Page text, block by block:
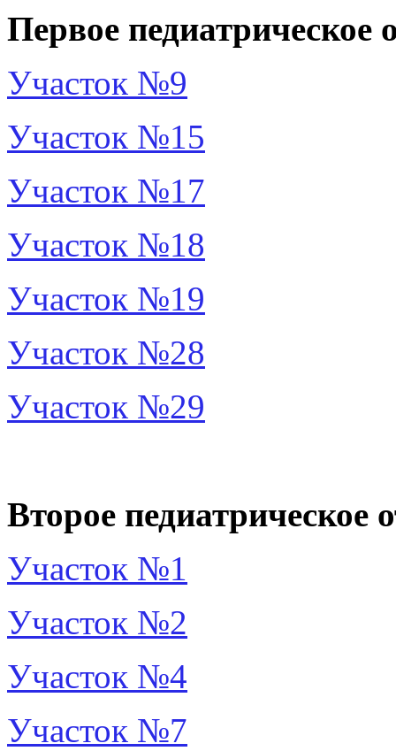
Первое педиатрическое
Участок №9
Участок №15
Участок №17
Участок №18
Участок №19
Участок №28
Участок №29
Второе педиатрическое
Участок №1
Участок №2
Участок №4
Участок №7